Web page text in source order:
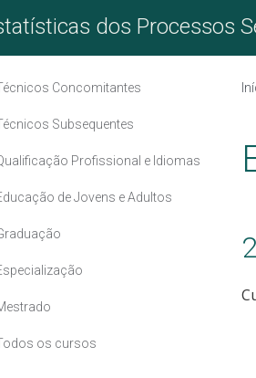
dos Processos
Concomitantes
Subsequentes
Profissional e Idiomas
de Jovens e Adultos
os cursos